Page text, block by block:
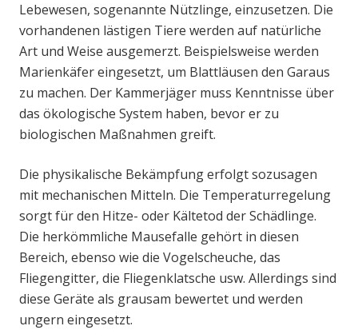
Lebewesen, sogenannte Nützlinge, einzusetzen. Die
vorhandenen lästigen Tiere werden auf natürliche
Art und Weise ausgemerzt. Beispielsweise werden
Marienkäfer eingesetzt, um Blattläusen den Garaus
zu machen. Der Kammerjäger muss Kenntnisse über
das ökologische System haben, bevor er zu
biologischen Maßnahmen greift.
Die physikalische Bekämpfung erfolgt sozusagen
mit mechanischen Mitteln. Die Temperaturregelung
sorgt für den Hitze- oder Kältetod der Schädlinge.
Die herkömmliche Mausefalle gehört in diesen
Bereich, ebenso wie die Vogelscheuche, das
Fliegengitter, die Fliegenklatsche usw. Allerdings sind
diese Geräte als grausam bewertet und werden
ungern eingesetzt.